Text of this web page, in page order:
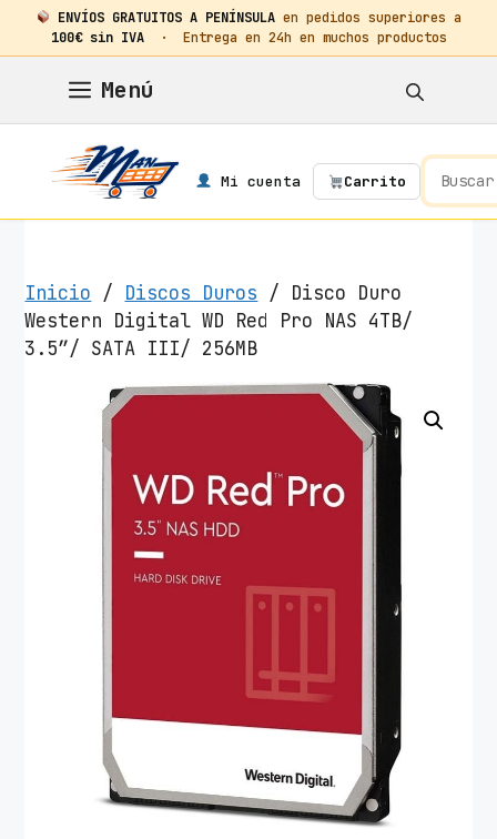
ENVÍOS GRATUITOS A PENÍNSULA en pedidos superiores a
100€ sin IVA· Entrega en 24h en muchos productos
contenido
Menú
Mi cuenta Carrito
Inicio / Discos Duros / Disco Duro
Western Digital WD Red Pro NAS 4TB/
3.5″/ SATA III/ 256MB